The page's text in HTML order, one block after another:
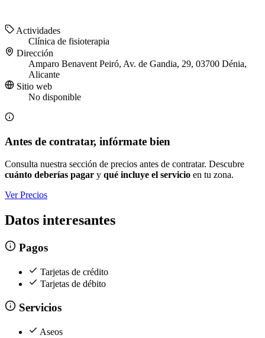
Actividades
Clínica de fisioterapia
Dirección
Amparo Benavent Peiró, Av. de Gandia, 29, 03700 Dénia,
Alicante
Sitio web
No disponible
Antes de contratar, infórmate bien
Consulta nuestra sección de precios antes de contratar. Descubre
cuánto deberías pagar y qué incluye el servicio en tu zona.
Ver Precios
Datos interesantes
Pagos
Tarjetas de crédito
Tarjetas de débito
Servicios
Aseos